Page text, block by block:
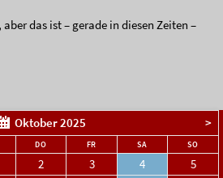
das ist – gerade in diesen Zeiten –
Oktober 2025 >
DONNERSTAGFR SAMSTAG SO
2 3 4 5